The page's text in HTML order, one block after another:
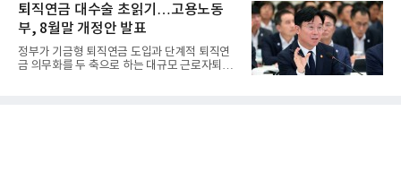
퇴직연금 대수술 초읽기…고용노동
부, 8월말 개정안 발표
정부가 기금형 퇴직연금 도입과 단계적 퇴직연
금 의무화를 두 축으로 하는 대규모 근로자퇴직